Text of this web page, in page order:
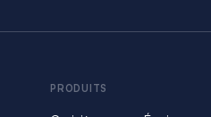
PRODUITS